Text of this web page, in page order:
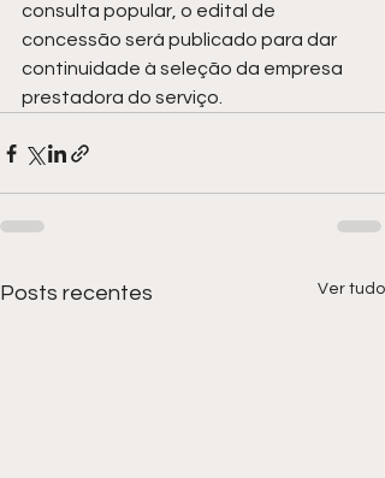
consulta popular, o edital de
concessão será publicado para dar
continuidade à seleção da empresa
prestadora do serviço.
Posts recentes Ver tudo